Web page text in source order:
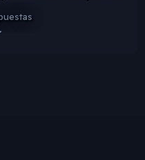
que esta muy muy claro....
, mejor.